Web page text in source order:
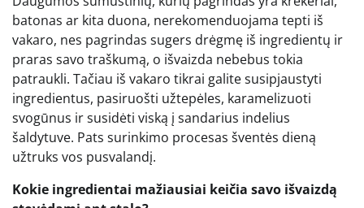
batonas ar kita duona, nerekomenduojama tepti iš
vakaro, nes pagrindas sugers drėgmę iš ingredientų ir
praras savo traškumą, o išvaizda nebebus tokia
patraukli. Tačiau iš vakaro tikrai galite susipjaustyti
ingredientus, pasiruošti užtepėles, karamelizuoti
svogūnus ir susidėti viską į sandarius indelius
šaldytuve. Pats surinkimo procesas šventės dieną
užtruks vos pusvalandį.
Kokie ingredientai mažiausiai keičia savo išvaizdą